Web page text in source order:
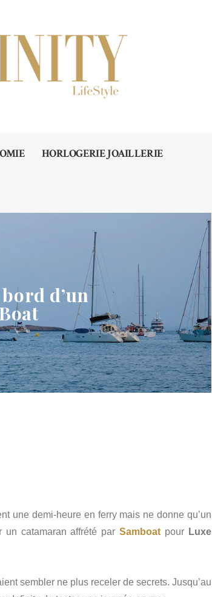
HORLOGERIE JOAILLERIE
d’un
une demi-heure en ferry mais ne donne qu’un
un catamaran affrété parSamboat pour Luxe
sembler ne plus receler de secrets. Jusqu’au